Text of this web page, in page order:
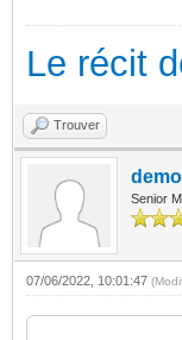
Le récit
Trouver
Senior
07/06/2022, 10:01:47